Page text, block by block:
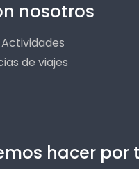
nosotros
de viajes
hacer por